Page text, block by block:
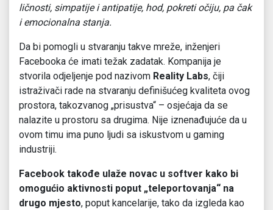
ličnosti, simpatije i antipatije, hod, pokreti očiju, pa čak
i emocionalna stanja.
Da bi pomogli u stvaranju takve mreže, inženjeri
Facebooka će imati težak zadatak. Kompanija je
stvorila odjeljenje pod nazivom Reality Labs, čiji
istraživači rade na stvaranju definišućeg kvaliteta ovog
prostora, takozvanog „prisustva“ – osjećaja da se
nalazite u prostoru sa drugima. Nije iznenađujuće da u
ovom timu ima puno ljudi sa iskustvom u gaming
industriji.
Facebook takođe ulaže novac u softver kako bi
omogućio aktivnosti poput „teleportovanja“ na
drugo mjesto, poput kancelarije, tako da izgleda kao